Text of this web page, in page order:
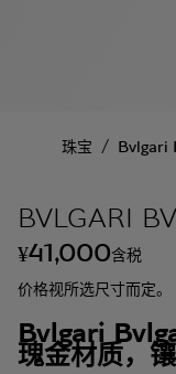
珠宝 / Bvlgari
BVLGARI
¥41,000含税
价格视所选尺寸而定。
Bvlgari
瑰金材质，